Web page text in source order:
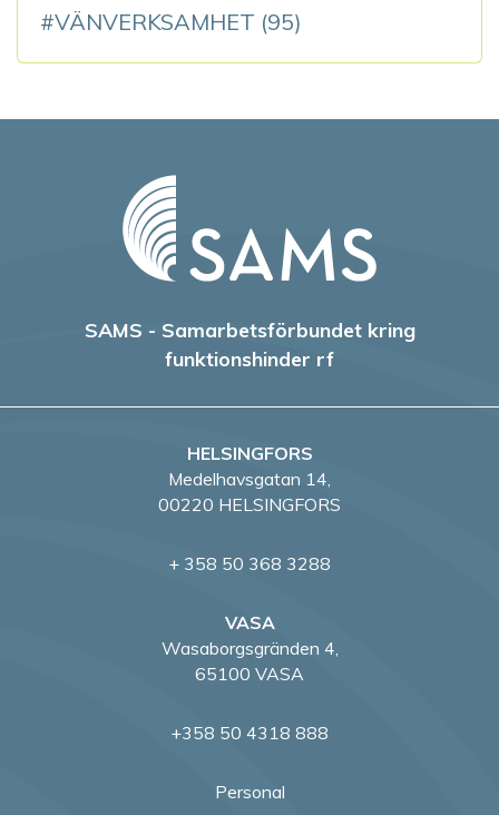
VÄNVERKSAMHET (95)
SAMS - Samarbetsförbundet kring
funktionshinder rf
HELSINGFORS
Medelhavsgatan 14,
00220 HELSINGFORS
+ 358 50 368 3288
VASA
Wasaborgsgränden 4,
65100 VASA
+358 50 4318 888
Personal